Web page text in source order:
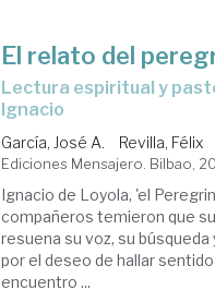
El relato del
Lectura espiritual y pastoral de la Autobiografía de san
Ignacio
García, José A. Revilla, Félix
Ediciones Mensajero. Bilbao,
Ignacio de Loyola, 'el
compañeros temieron que
resuena su voz, su
por el deseo de hallar
encuentro ...